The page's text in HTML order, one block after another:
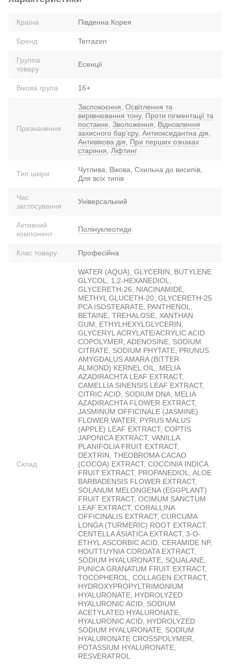
Країна Південна Корея
Бренд Terrazen
Группа
товару
Есенції
Вікова група 16+
Призначення
Заспокоєння Освітлення та
вирівнювання тону, Проти пігментації та
постакне Зволоження
Відновлення
захисного барʼєру, Антиоксидантна дія
Антивікова дія
При перших ознаках
старіння
Ліфтинг
Тип шкіри
Чутлива, Вікова, Схильна до висипів,
Для всіх типів
Час
застосування
Універсальний
Активний
компонент
Полінуклеотиди
Клас товару Професійна
Склад
WATER (AQUA), GLYCERIN, BUTYLENE
GLYCOL, 1,2-HEXANEDIOL,
GLYCERETH-26, NIACINAMIDE,
METHYL GLUCETH-20, GLYCERETH-25
PCA ISOSTEARATE, PANTHENOL,
BETAINE, TREHALOSE, XANTHAN
GUM, ETHYLHEXYLGLYCERIN,
GLYCERYL ACRYLATE/ACRYLIC ACID
COPOLYMER, ADENOSINE, SODIUM
CITRATE, SODIUM PHYTATE, PRUNUS
AMYGDALUS AMARA (BITTER
ALMOND) KERNEL OIL, MELIA
AZADIRACHTA LEAF EXTRACT,
CAMELLIA SINENSIS LEAF EXTRACT,
CITRIC ACID, SODIUM DNA, MELIA
AZADIRACHTA FLOWER EXTRACT,
JASMINUM OFFICINALE (JASMINE)
FLOWER WATER, PYRUS MALUS
(APPLE) LEAF EXTRACT, COPTIS
JAPONICA EXTRACT, VANILLA
PLANIFOLIA FRUIT EXTRACT,
DEXTRIN, THEOBROMA CACAO
(COCOA) EXTRACT, COCCINIA INDICA
FRUIT EXTRACT, PROPANEDIOL, ALOE
BARBADENSIS FLOWER EXTRACT,
SOLANUM MELONGENA (EGGPLANT)
FRUIT EXTRACT, OCIMUM SANCTUM
LEAF EXTRACT, CORALLINA
OFFICINALIS EXTRACT, CURCUMA
LONGA (TURMERIC) ROOT EXTRACT,
CENTELLA ASIATICA EXTRACT, 3-O-
ETHYL ASCORBIC ACID, CERAMIDE NP,
HOUTTUYNIA CORDATA EXTRACT,
SODIUM HYALURONATE, SQUALANE,
PUNICA GRANATUM FRUIT EXTRACT,
TOCOPHEROL, COLLAGEN EXTRACT,
HYDROXYPROPYLTRIMONIUM
HYALURONATE, HYDROLYZED
HYALURONIC ACID, SODIUM
ACETYLATED HYALURONATE,
HYALURONIC ACID, HYDROLYZED
SODIUM HYALURONATE, SODIUM
HYALURONATE CROSSPOLYMER,
POTASSIUM HYALURONATE,
RESVERATROL